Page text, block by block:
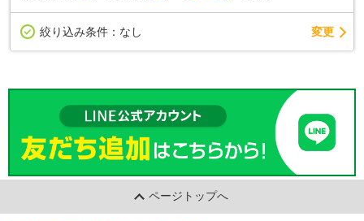
絞り込み条件： なし 変更
ページトップへ